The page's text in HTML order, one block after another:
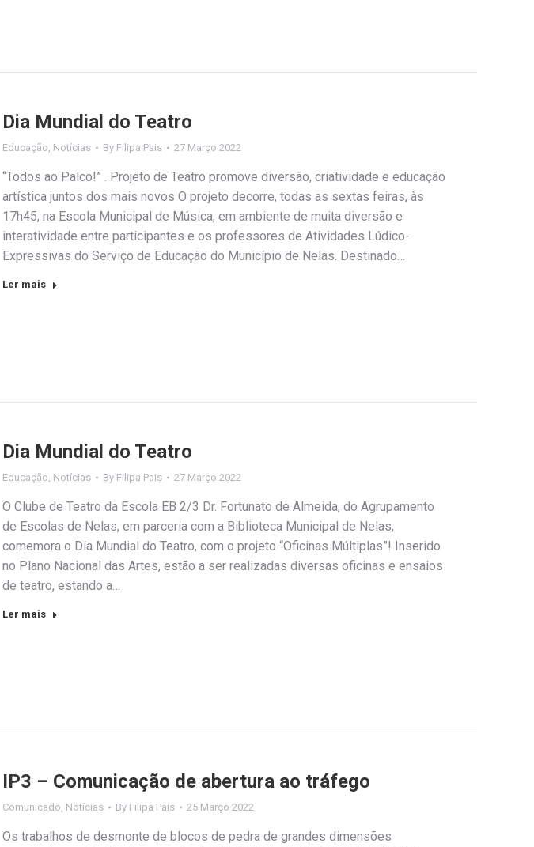
Dia Mundial do Teatro
Educação, Notícias By Filipa Pais 27 Março 2022
“Todos ao Palco!” . Projeto de Teatro promove diversão, criatividade e educação
artística juntos dos mais novos O projeto decorre, todas as sextas feiras, às
17h45, na Escola Municipal de Música, em ambiente de muita diversão e
interatividade entre participantes e os professores de Atividades Lúdico-
Expressivas do Serviço de Educação do Município de Nelas. Destinado…
Ler mais
Dia Mundial do Teatro
Educação, Notícias By Filipa Pais 27 Março 2022
O Clube de Teatro da Escola EB 2/3 Dr. Fortunato de Almeida, do Agrupamento
de Escolas de Nelas, em parceria com a Biblioteca Municipal de Nelas,
comemora o Dia Mundial do Teatro, com o projeto “Oficinas Múltiplas”! Inserido
no Plano Nacional das Artes, estão a ser realizadas diversas oficinas e ensaios
de teatro, estando a…
Ler mais
IP3 – Comunicação de abertura ao tráfego
Comunicado Notícias By Filipa Pais 25 Março 2022
Os trabalhos de desmonte de blocos de pedra de grandes dimensões